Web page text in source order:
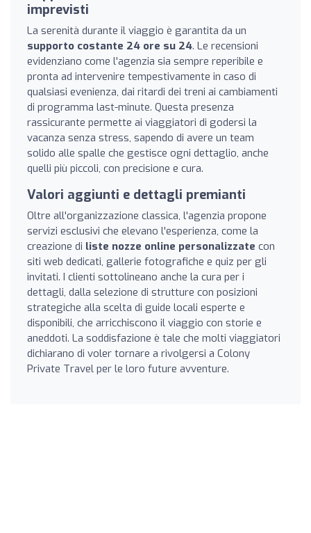
imprevisti
La serenità durante il viaggio è garantita da un
supporto costante 24 ore su 24. Le recensioni
evidenziano come l'agenzia sia sempre reperibile e
pronta ad intervenire tempestivamente in caso di
qualsiasi evenienza, dai ritardi dei treni ai cambiamenti
di programma last-minute. Questa presenza
rassicurante permette ai viaggiatori di godersi la
vacanza senza stress, sapendo di avere un team
solido alle spalle che gestisce ogni dettaglio, anche
quelli più piccoli, con precisione e cura.
Valori aggiunti e dettagli premianti
Oltre all'organizzazione classica, l'agenzia propone
servizi esclusivi che elevano l'esperienza, come la
creazione di liste nozze online personalizzate con
siti web dedicati, gallerie fotografiche e quiz per gli
invitati. I clienti sottolineano anche la cura per i
dettagli, dalla selezione di strutture con posizioni
strategiche alla scelta di guide locali esperte e
disponibili, che arricchiscono il viaggio con storie e
aneddoti. La soddisfazione è tale che molti viaggiatori
dichiarano di voler tornare a rivolgersi a Colony
Private Travel per le loro future avventure.